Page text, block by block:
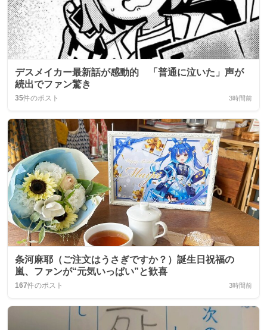
デスメイカー最新話が感動的 「普通に泣いた」声が
続出でファン驚き
35件のポスト 3時間前
条河麻耶（ご注文はうさぎですか？）誕生日祝福の
嵐、ファンが“元気いっぱい”と歓喜
167件のポスト 3時間前